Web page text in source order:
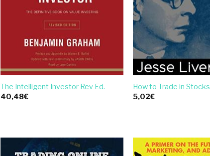
The Intelligent Investor Rev Ed.
40,48€
How to Trade in Stocks
5,02€